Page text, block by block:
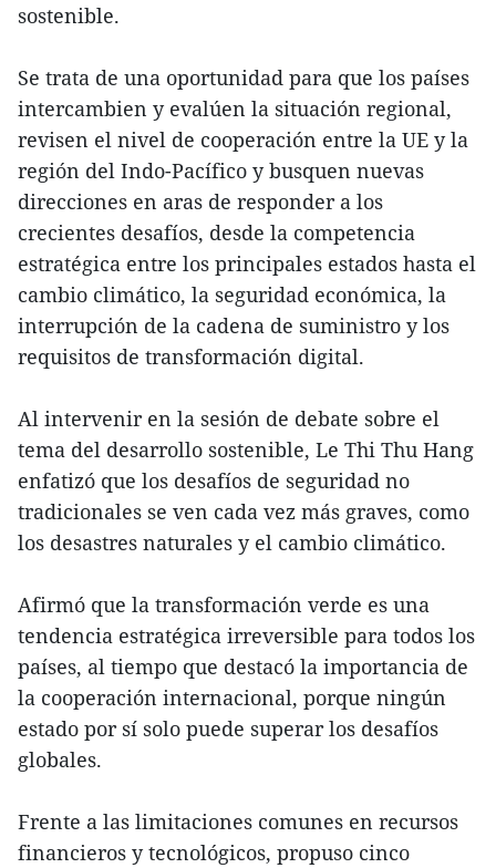
sostenible.
Se trata de una oportunidad para que los países
intercambien y evalúen la situación regional,
revisen el nivel de cooperación entre la UE y la
región del Indo-Pacífico y busquen nuevas
direcciones en aras de responder a los
crecientes desafíos, desde la competencia
estratégica entre los principales estados hasta el
cambio climático, la seguridad económica, la
interrupción de la cadena de suministro y los
requisitos de transformación digital.
Al intervenir en la sesión de debate sobre el
tema del desarrollo sostenible, Le Thi Thu Hang
enfatizó que los desafíos de seguridad no
tradicionales se ven cada vez más graves, como
los desastres naturales y el cambio climático.
Afirmó que la transformación verde es una
tendencia estratégica irreversible para todos los
países, al tiempo que destacó la importancia de
la cooperación internacional, porque ningún
estado por sí solo puede superar los desafíos
globales.
Frente a las limitaciones comunes en recursos
financieros y tecnológicos, propuso cinco